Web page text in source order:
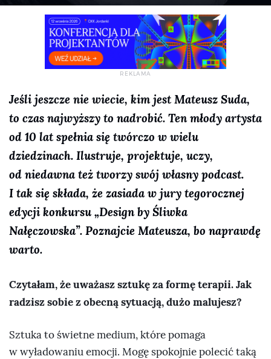
Jeśli jeszcze nie wiecie, kim jest Mateusz Suda,
to czas najwyższy to nadrobić. Ten młody artysta
od 10 lat spełnia się twórczo w wielu
dziedzinach. Ilustruje, projektuje, uczy,
od niedawna też tworzy swój własny podcast.
I tak się składa, że zasiada w jury tegorocznej
edycji konkursu „Design by Śliwka
Nałęczowska”. Poznajcie Mateusza, bo naprawdę
warto.
Czytałam, że uważasz sztukę za formę terapii. Jak
radzisz sobie z obecną sytuacją, dużo malujesz?
Sztuka to świetne medium, które pomaga
w wyładowaniu emocji. Mogę spokojnie polecić taką